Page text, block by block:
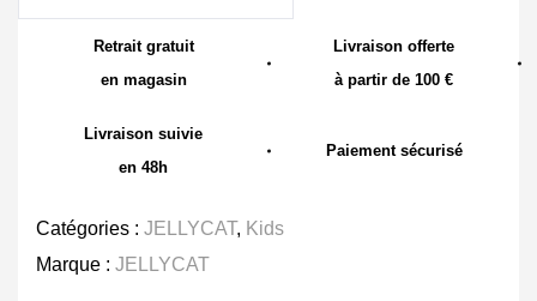
Retrait gratuit
en magasin
Livraison offerte
à partir de 100 €
Livraison suivie
en 48h
Paiement sécurisé
Catégories : JELLYCAT, Kids
Marque : JELLYCAT